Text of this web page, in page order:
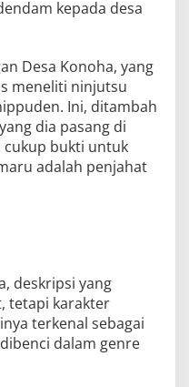
kepada desa
Desa Konoha, yang
meneliti ninjutsu
Ini, ditambah
dia pasang di
bukti untuk
adalah penjahat
deskripsi yang
tetapi karakter
terkenal sebagai
dalam genre